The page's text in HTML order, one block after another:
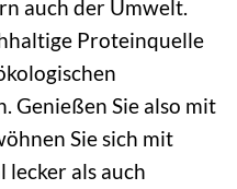
auch der Umwelt.
Proteinquelle
Genießen Sie also mit
Sie sich mit
lecker als auch